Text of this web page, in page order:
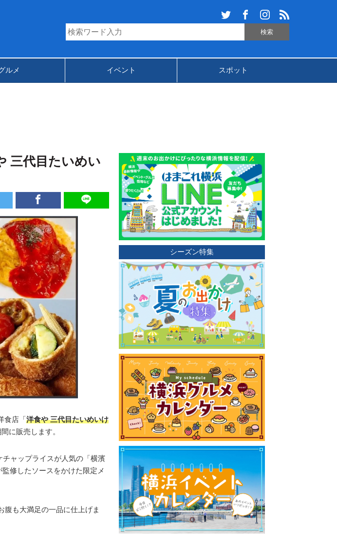
ルメ イベント スポット
三代目たいめい
食店「洋食や 三代目たいめいけ
に販売します。
ャップライスが人気の「横濱
修したソースをかけた限定メ
腹も大満足の一品に仕上げま
シーズン特集